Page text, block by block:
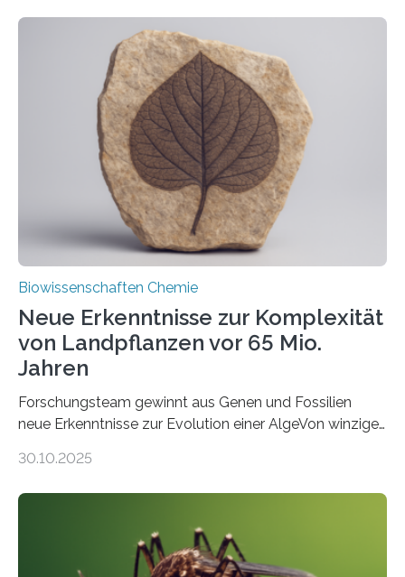
der Ruhr-Universität Bochum um Prof. Dr. Ralf Erdmann
und Dr. Ismaila Francis Yusuf hat nun einen bislang
unbekannten Qualitätskontrollmechanismus des
peroxisomalen Proteintransports in der Bäckerhefe
Saccharomyces cerevisiae entdeckt, der für die
Funktionsfähigkeit der Organellen entscheidend ist. Die
Studie wurde am 28. Oktober 2025 in der
Fachzeitschrift…
Biowissenschaften Chemie
Neue Erkenntnisse zur Komplexität
von Landpflanzen vor 65 Mio.
Jahren
Forschungsteam gewinnt aus Genen und Fossilien
neue Erkenntnisse zur Evolution einer AlgeVon winzigen
Landpflanzen zählen zu den komplexesten
Grünalgen, die vor Hunderten von Millionen Jahren
lebten. Unter den Vorfahren sticht eine Gruppe heraus,
30.10.2025